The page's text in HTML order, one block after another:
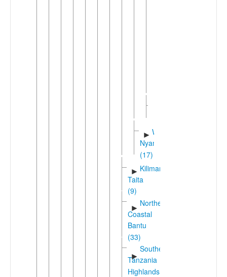
► West
Nyanza
(17)
► Kilimanjaro-
Taita
(9)
►
Northeast
Coastal
Bantu
(33)
►
Southern
Tanzania
Highlands